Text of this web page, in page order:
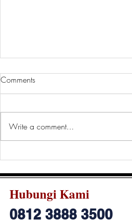
Seminar Internasional TICMI-
Comments
Write a comment...
Hubungi Kami
0812 3888 3500